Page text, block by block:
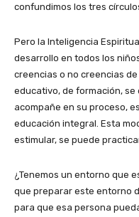
confundimos los tres
Pero la Inteligencia
desarrollo en todos los
creencias o no creencias
educativo, de formación,
acompañe en su proceso,
educación integral. Esta
estimular, se puede
¿Tenemos un entorno que
que preparar este entorno
para que esa persona